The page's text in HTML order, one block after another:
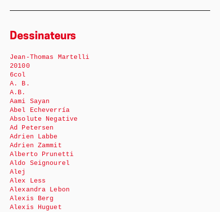
Dessinateurs
Jean-Thomas Martelli
20100
6col
A. B.
A.B.
Aami Sayan
Abel Echeverría
Absolute Negative
Ad Petersen
Adrien Labbe
Adrien Zammit
Alberto Prunetti
Aldo Seignourel
Alej
Alex Less
Alexandra Lebon
Alexis Berg
Alexis Huguet